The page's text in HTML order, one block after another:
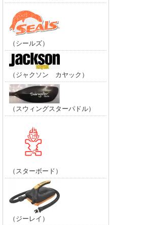
（シールズ）
（ジャクソン カヤック）
（スウィングスターパドル）
（スターボード）
（ジーレイ）